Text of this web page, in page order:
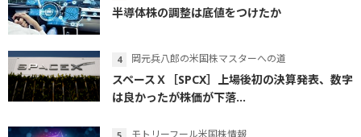
半導体株の調整は底値をつけたか
岡元兵八郎の米国株マスターへの道
スペースＸ［SPCX］上場後初の決算発表、数字
は良かったが株価が下落...